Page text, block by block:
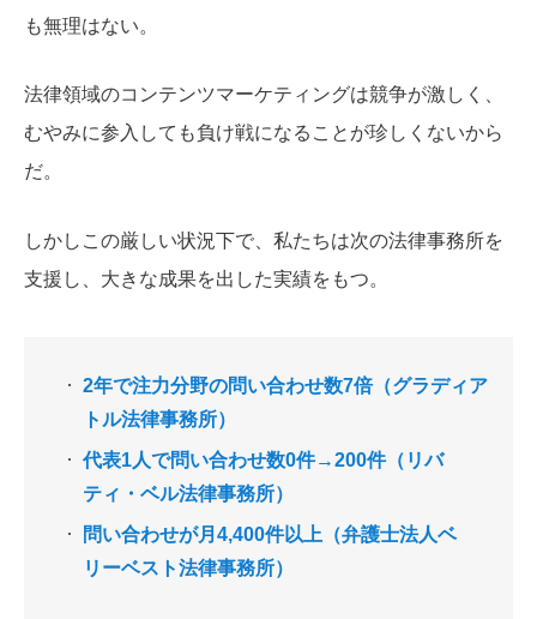
も無理はない。
法律領域のコンテンツマーケティングは競争が激しく、
むやみに参入しても負け戦になることが珍しくないから
だ。
しかしこの厳しい状況下で、私たちは次の法律事務所を
支援し、大きな成果を出した実績をもつ。
2年で注力分野の問い合わせ数7倍（グラディア
トル法律事務所）
代表1人で問い合わせ数0件→200件（リバ
ティ・ベル法律事務所）
問い合わせが月4,400件以上（弁護士法人ベ
リーベスト法律事務所）